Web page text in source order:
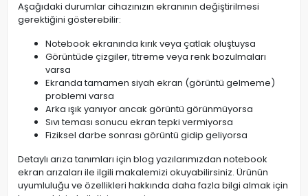
Aşağıdaki durumlar cihazınızın ekranının değiştirilmesi
gerektiğini gösterebilir:
Notebook ekranında kırık veya çatlak oluştuysa
Görüntüde çizgiler, titreme veya renk bozulmaları
varsa
Ekranda tamamen siyah ekran (görüntü gelmeme)
problemi varsa
Arka ışık yanıyor ancak görüntü görünmüyorsa
Sıvı teması sonucu ekran tepki vermiyorsa
Fiziksel darbe sonrası görüntü gidip geliyorsa
Detaylı arıza tanımları için blog yazılarımızdan notebook
ekran arızaları ile ilgili makalemizi okuyabilirsiniz. Ürünün
uyumluluğu ve özellikleri hakkında daha fazla bilgi almak için